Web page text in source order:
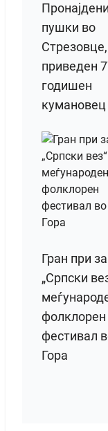
пушки во
Стрезовце,
приведен
годишен
кумановец
Гран при за
„Српски
фолклорен
фестивал
Гора